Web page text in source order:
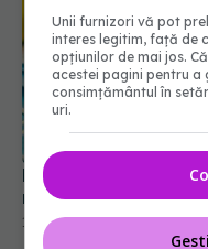
Patru alimente
medicamentele
13 mai 2026, 21:49
Unii furnizori vă pot
interes legitim, față de
opțiunilor de mai jos.
acestei pagini pentru a
consimțământul în
uri.